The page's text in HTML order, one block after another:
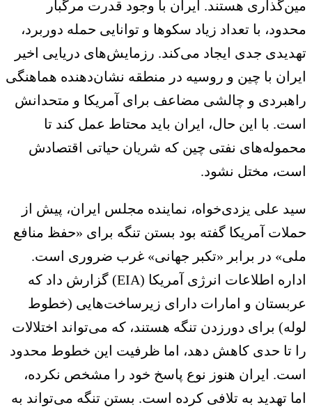
هستند. ایران با وجود قدرت مرگبار
با تعداد زیاد سکوها و توانایی حمله دوربرد،
جدی ایجاد می‌کند. رزمایش‌های دریایی اخیر
با چین و روسیه در منطقه نشان‌دهنده هماهنگی
و چالشی مضاعف برای آمریکا و متحدانش
با این ‌حال، ایران باید محتاط عمل کند تا
نفتی چین که شریان حیاتی اقتصادش
مختل نشود.
علی یزدی‌خواه، نماینده مجلس ایران، پیش از
آمریکا گفته بود بستن تنگه برای «حفظ منافع
در برابر «تکبر جهانی» غرب ضروری است.
اداره اطلاعات انرژی آمریکا (EIA) گزارش داد که
و امارات دارای زیرساخت‌هایی (خطوط
برای دورزدن تنگه هستند، که می‌تواند اختلالات
تا حدی کاهش دهد، اما ظرفیت این خطوط محدود
ایران هنوز نوع پاسخ خود را مشخص نکرده،
تهدید به تلافی کرده است. بستن تنگه می‌تواند به